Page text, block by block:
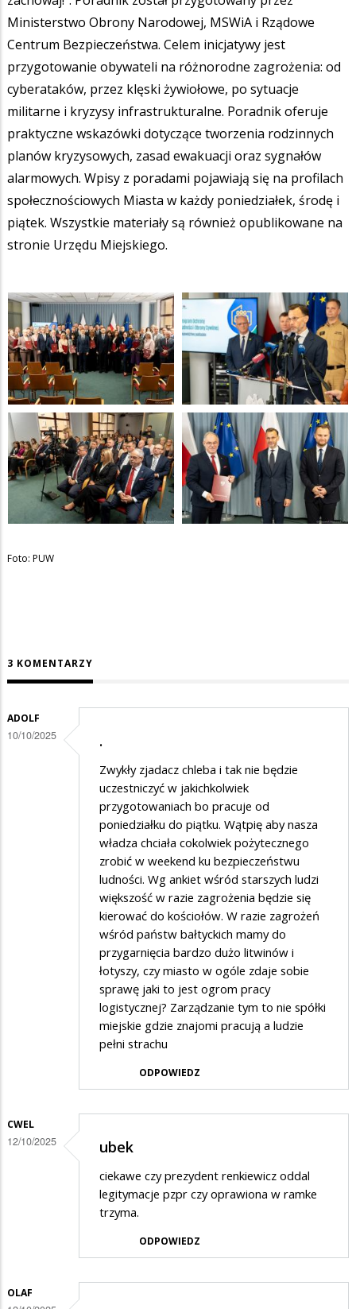
Ministerstwo Obrony Narodowej, MSWiA i Rządowe
Centrum Bezpieczeństwa. Celem inicjatywy jest
przygotowanie obywateli na różnorodne zagrożenia: od
cyberataków, przez klęski żywiołowe, po sytuacje
militarne i kryzysy infrastrukturalne. Poradnik oferuje
praktyczne wskazówki dotyczące tworzenia rodzinnych
planów kryzysowych, zasad ewakuacji oraz sygnałów
alarmowych. Wpisy z poradami pojawiają się na profilach
społecznościowych Miasta w każdy poniedziałek, środę i
piątek. Wszystkie materiały są również opublikowane na
stronie Urzędu Miejskiego.
Foto: PUW
3 KOMENTARZY
ADOLF
10/10/2025 .
Zwykły zjadacz chleba i tak nie będzie
uczestniczyć w jakichkolwiek
przygotowaniach bo pracuje od
poniedziałku do piątku. Wątpię aby nasza
władza chciała cokolwiek pożytecznego
zrobić w weekend ku bezpieczeństwu
ludności. Wg ankiet wśród starszych ludzi
większość w razie zagrożenia będzie się
kierować do kościołów. W razie zagrożeń
wśród państw bałtyckich mamy do
przygarnięcia bardzo dużo litwinów i
łotyszy, czy miasto w ogóle zdaje sobie
sprawę jaki to jest ogrom pracy
logistycznej? Zarządzanie tym to nie spółki
miejskie gdzie znajomi pracują a ludzie
pełni strachu
ODPOWIEDZ
CWEL
12/10/2025 ubek
ciekawe czy prezydent renkiewicz oddal
legitymacje pzpr czy oprawiona w ramke
trzyma.
ODPOWIEDZ
OLAF